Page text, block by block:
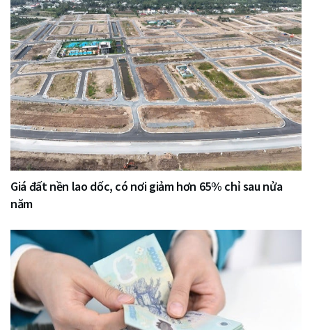
Giá đất nền lao dốc, có nơi giảm hơn 65% chỉ sau nửa
năm